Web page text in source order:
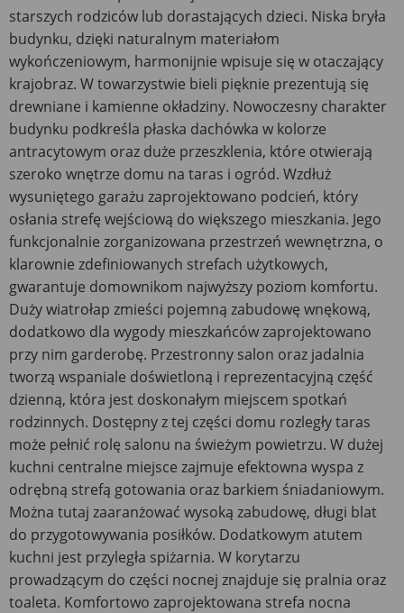
starszych rodziców lub dorastających dzieci. Niska bryła
budynku, dzięki naturalnym materiałom
wykończeniowym, harmonijnie wpisuje się w otaczający
krajobraz. W towarzystwie bieli pięknie prezentują się
drewniane i kamienne okładziny. Nowoczesny charakter
budynku podkreśla płaska dachówka w kolorze
antracytowym oraz duże przeszklenia, które otwierają
szeroko wnętrze domu na taras i ogród. Wzdłuż
wysuniętego garażu zaprojektowano podcień, który
osłania strefę wejściową do większego mieszkania. Jego
funkcjonalnie zorganizowana przestrzeń wewnętrzna, o
klarownie zdefiniowanych strefach użytkowych,
gwarantuje domownikom najwyższy poziom komfortu.
Duży wiatrołap zmieści pojemną zabudowę wnękową,
dodatkowo dla wygody mieszkańców zaprojektowano
przy nim garderobę. Przestronny salon oraz jadalnia
tworzą wspaniale doświetloną i reprezentacyjną część
dzienną, która jest doskonałym miejscem spotkań
rodzinnych. Dostępny z tej części domu rozległy taras
może pełnić rolę salonu na świeżym powietrzu. W dużej
kuchni centralne miejsce zajmuje efektowna wyspa z
odrębną strefą gotowania oraz barkiem śniadaniowym.
Można tutaj zaaranżować wysoką zabudowę, długi blat
do przygotowywania posiłków. Dodatkowym atutem
kuchni jest przyległa spiżarnia. W korytarzu
prowadzącym do części nocnej znajduje się pralnia oraz
toaleta. Komfortowo zaprojektowana strefa nocna